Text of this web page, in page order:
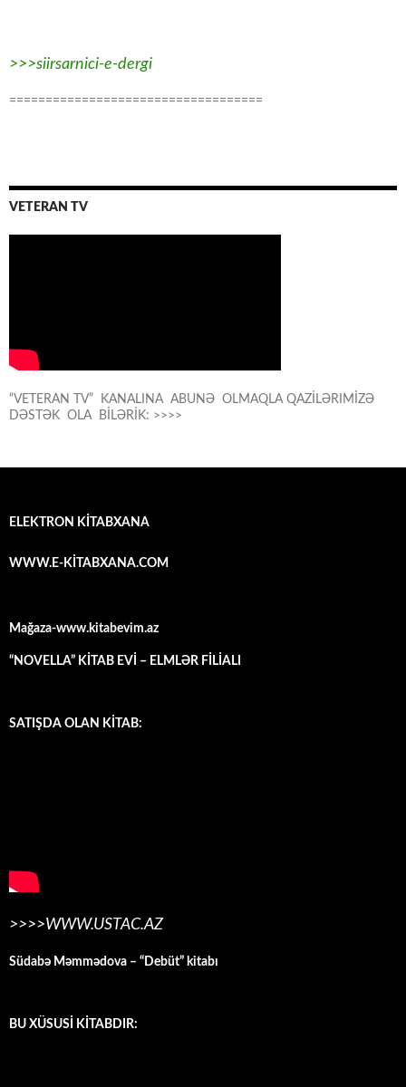
>>>siirsarnici-e-dergi
===================================
VETERAN TV
“VETERAN TV” KANALINA ABUNƏ OLMAQLA QAZİLƏRIMİZƏ
DƏSTƏK OLA BİLƏRİK: >>>>
ELEKTRON KİTABXANA
WWW.E-KİTABXANA.COM
Mağaza-www.kitabevim.az
“NOVELLA” KİTAB EVİ – ELMLƏR FİLİALI
SATIŞDA OLAN KİTAB:
>>>>WWW.USTAC.AZ
Südabə Məmmədova – “Debüt” kitabı
BU XÜSUSİ KİTABDIR: